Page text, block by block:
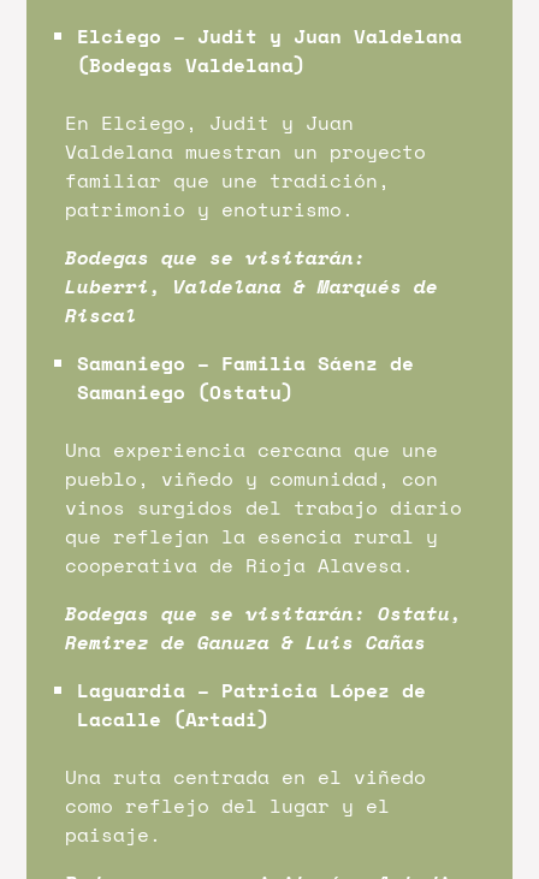
Elciego – Judit y Juan Valdelana
(Bodegas Valdelana)
En Elciego, Judit y Juan
Valdelana muestran un proyecto
familiar que une tradición,
patrimonio y enoturismo.
Bodegas que se visitarán:
Luberri, Valdelana & Marqués de
Riscal
Samaniego – Familia Sáenz de
Samaniego (Ostatu)
Una experiencia cercana que une
pueblo, viñedo y comunidad, con
vinos surgidos del trabajo diario
que reflejan la esencia rural y
cooperativa de Rioja Alavesa.
Bodegas que se visitarán: Ostatu,
Remirez de Ganuza & Luis Cañas
Laguardia – Patricia López de
Lacalle (Artadi)
Una ruta centrada en el viñedo
como reflejo del lugar y el
paisaje.